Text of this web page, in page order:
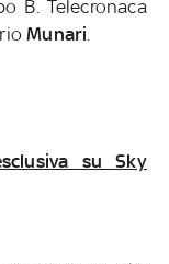
B. Telecronaca
Munari
su Sky